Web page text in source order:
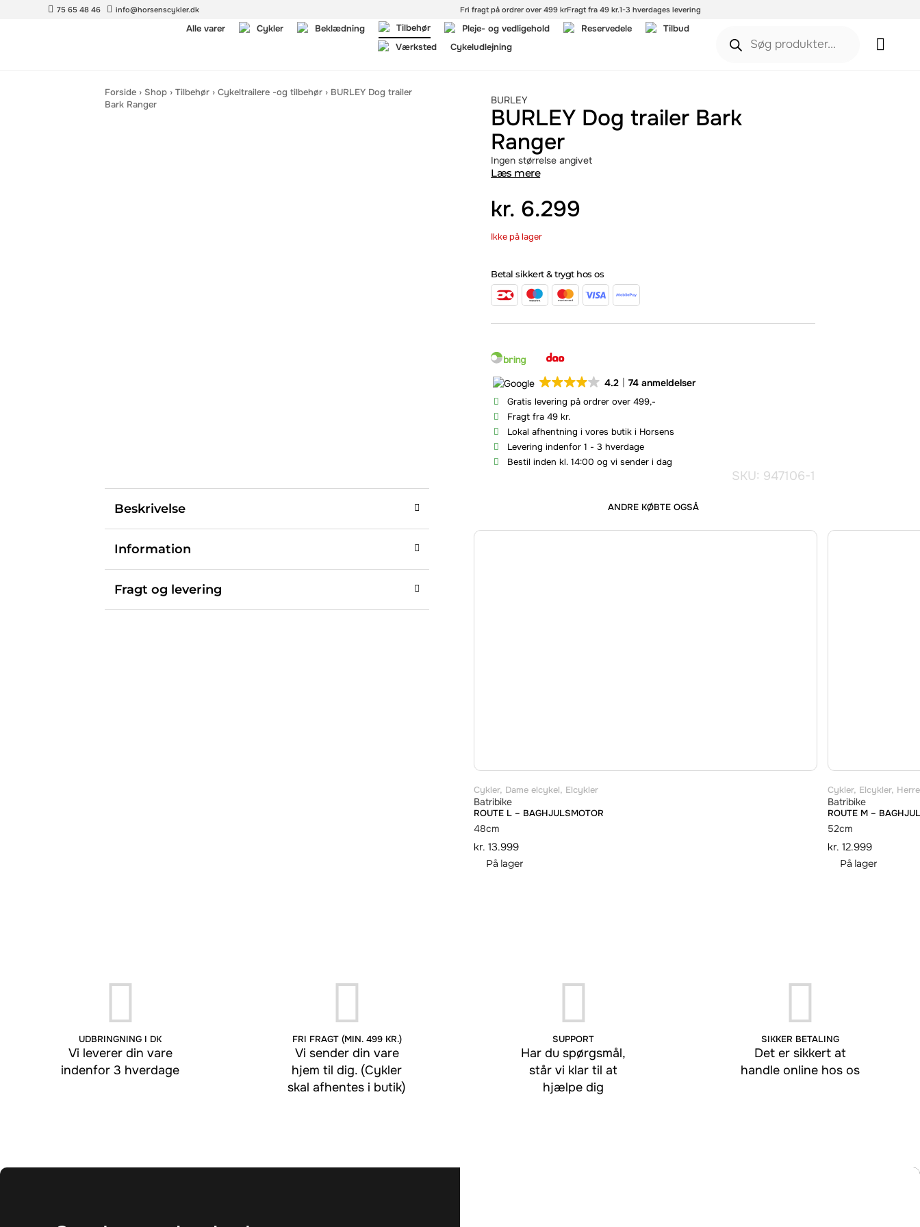
75 65 48 46 info@horsenscykler.dk Fri fragt på ordrer over 499 krFragt fra 49 kr.1-3 hverdages levering
Alle varer Cykler Beklædning Tilbehør Pleje- og vedligehold Reservedele
Tilbud
Værksted
Cykeludlejning
Forside› Shop› Tilbehør› Cykeltrailere -og tilbehør› BURLEY Dog trailer
Bark Ranger
BURLEY
BURLEY Dog trailer Bark
Ranger
Ingen størrelse angivet
Læs mere
kr. 6.299
Ikke på lager
Betal sikkert & trygt hos os
4.2 74 anmeldelser
Gratis levering på ordrer over 499,-
Fragt fra 49 kr.
Lokal afhentning i vores butik i Horsens
Levering indenfor 1 - 3 hverdage
Bestil inden kl. 14:00 og vi sender i dag
SKU: 947106-1
Beskrivelse
Information
Fragt og levering
ANDRE KØBTE OGSÅ
Cykler, Dame elcykel, Elcykler
Batribike
ROUTE L – BAGHJULSMOTOR
48cm
kr. 13.999
På lager
Cykler, Elcykler,
Batribike
ROUTE M –
52cm
kr. 12.999
På lager
UDBRINGNING I DK
Vi leverer din vare
indenfor 3 hverdage
FRI FRAGT (MIN. 499 KR.)
Vi sender din vare
hjem til dig. (Cykler
skal afhentes i butik)
SUPPORT
Har du spørgsmål,
står vi klar til at
hjælpe dig
SIKKER BETALING
Det er sikkert at
handle online hos os